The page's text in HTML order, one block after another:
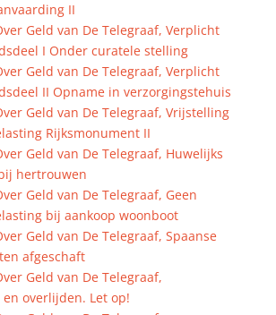
II
Geld van De Telegraaf, Verplicht
I Onder curatele stelling
Geld van De Telegraaf, Verplicht
II Opname in verzorgingstehuis
Geld van De Telegraaf, Vrijstelling
Rijksmonument II
Geld van De Telegraaf, Huwelijks
hertrouwen
Geld van De Telegraaf, Geen
bij aankoop woonboot
Geld van De Telegraaf, Spaanse
afgeschaft
Geld van De Telegraaf,
overlijden. Let op!